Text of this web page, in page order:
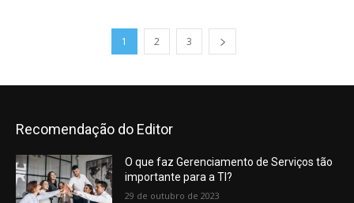
1 2 3
Recomendação do Editor
O que faz Gerenciamento de Serviços tão
importante para a TI?
29 de outubro de 2023